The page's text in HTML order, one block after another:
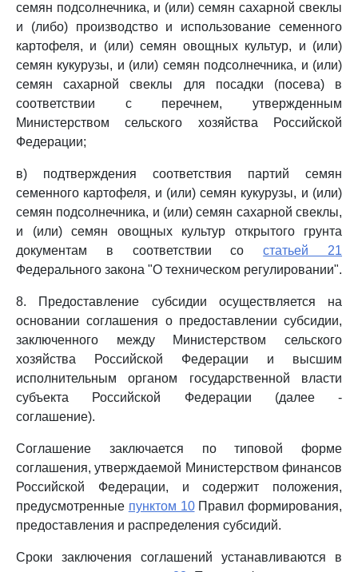
семян подсолнечника, и (или) семян сахарной свеклы
и (либо) производство и использование семенного
картофеля, и (или) семян овощных культур, и (или)
семян кукурузы, и (или) семян подсолнечника, и (или)
семян сахарной свеклы для посадки (посева) в
соответствии с перечнем, утвержденным
Министерством сельского хозяйства Российской
Федерации;
в) подтверждения соответствия партий семян
семенного картофеля, и (или) семян кукурузы, и (или)
семян подсолнечника, и (или) семян сахарной свеклы,
и (или) семян овощных культур открытого грунта
документам в соответствии состатьей 21
Федерального закона "О техническом регулировании".
8. Предоставление субсидии осуществляется на
основании соглашения о предоставлении субсидии,
заключенного между Министерством сельского
хозяйства Российской Федерации и высшим
исполнительным органом государственной власти
субъекта Российской Федерации (далее -
соглашение).
Соглашение заключается по типовой форме
соглашения, утверждаемой Министерством финансов
Российской Федерации, и содержит положения,
предусмотренные пунктом 10Правил формирования,
предоставления и распределения субсидий.
Сроки заключения соглашений устанавливаются в